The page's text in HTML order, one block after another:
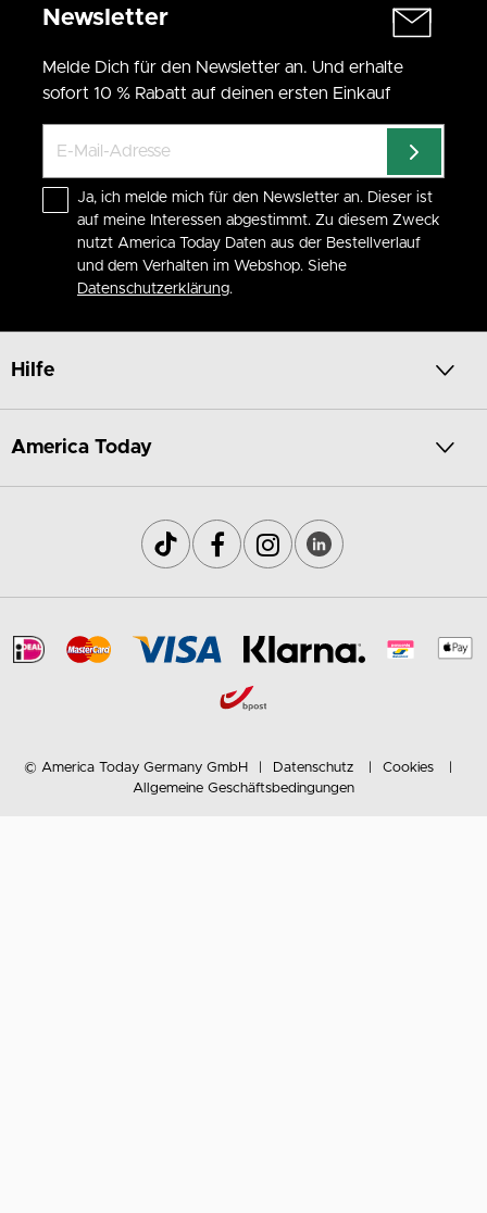
Newsletter
Melde Dich für den Newsletter an. Und erhalte
sofort 10 % Rabatt auf deinen ersten Einkauf
Ja, ich melde mich für den Newsletter an. Dieser ist
auf meine Interessen abgestimmt. Zu diesem Zweck
nutzt America Today Daten aus der Bestellverlauf
und dem Verhalten im Webshop. Siehe
Datenschutzerklärung.
Hilfe
America Today
© America Today Germany GmbH Datenschutz
Cookies
Allgemeine Geschäftsbedingungen